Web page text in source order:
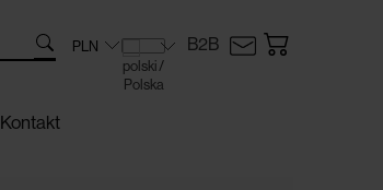
B2B
Kontakt